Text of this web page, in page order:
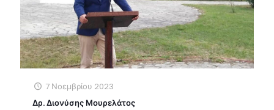
7 Νοεμβρίου 2023
Δρ. Διονύσης Μουρελάτος